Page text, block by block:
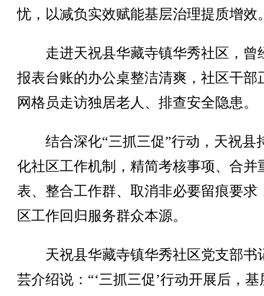
忧，以减负实效赋能基层治理提质增效
走进天祝县华藏寺镇华秀社区，曾
报表台账的办公桌整洁清爽，社区干部
网格员走访独居老人、排查安全隐患。
结合深化“三抓三促”行动，天祝县
化社区工作机制，精简考核事项、合并
表、整合工作群、取消非必要留痕要求
区工作回归服务群众本源。
天祝县华藏寺镇华秀社区党支部书
芸介绍说：“‘三抓三促’行动开展后，基